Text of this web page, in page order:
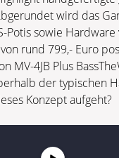
wird das
Potis sowie Hardware
rund 799,- Euro
MV-4JB Plus
der typischen
Konzept aufgeht?